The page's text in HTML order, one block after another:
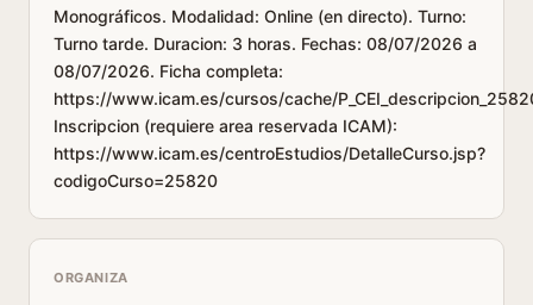
Monográficos. Modalidad: Online (en directo). Turno:
Turno tarde. Duracion: 3 horas. Fechas: 08/07/2026 a
08/07/2026. Ficha completa:
https://www.icam.es/cursos/cache/
Inscripcion (requiere area reservada ICAM):
https://www.icam.es/centroEstudios/DetalleCurso.jsp?
codigoCurso=25820
ORGANIZA